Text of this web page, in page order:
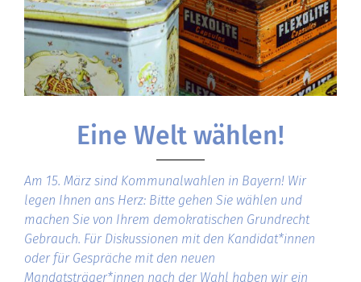
Eine Welt wählen!
Am 15. März sind Kommunalwahlen in Bayern! Wir
legen Ihnen ans Herz: Bitte gehen Sie wählen und
machen Sie von Ihrem demokratischen Grundrecht
Gebrauch. Für Diskussionen mit den Kandidat*innen
oder für Gespräche mit den neuen
Mandatsträger*innen nach der Wahl haben wir ein